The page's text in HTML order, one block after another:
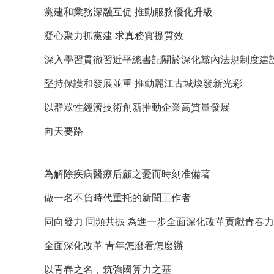
黨建和業務深融互促 推動服務優化升級
凝心聚力抓黨建 求真務實提質效
深入學習貫徹習近平總書記關於深化黨內法規制度建
堅持保護和發展並重 推動麗江古城煥發新光彩
以群眾性經濟技術創新推動企業高質量發展
向天要路
為解除疾病醫療后顧之憂而時刻准備著
做一名不負時代重托的新聞工作者
同向發力 同頻共振 為進一步全面深化改革貢獻青春
全面深化改革 青年怎麼看怎麼辦
以青春之名，筑強國算力之基